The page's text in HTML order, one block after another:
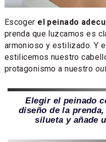
Escoger el peinado
prenda que luzcamos es
armonioso y estilizado. Y
estilicemos nuestro
protagonismo a nuestro
Elegir el peinado
diseño de la
silueta y añade